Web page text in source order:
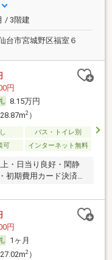
/ 3階建
台市宮城野区福室６
円
8.15万円
2）
バス・トイレ別
可 インターネット無料
・日当り良好・閑静
初期費用カード決済
円
1ヶ月
2）